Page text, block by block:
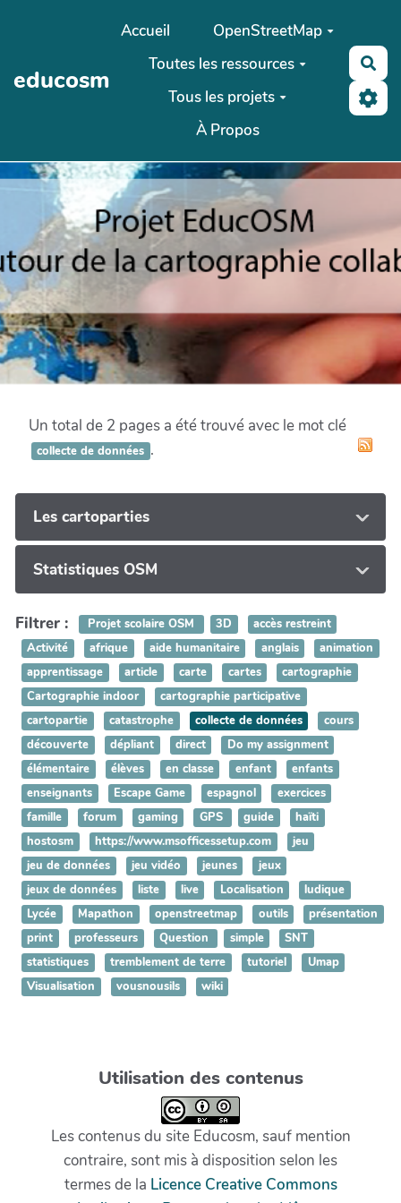
Aller au contenu principal
educosm
Accueil
OpenStreetMap
Toutes les ressources
Tous les projets
À Propos
Un total de 2 pages a été trouvé avec le mot clé
collecte de données .
Les cartoparties
Statistiques OSM
Filtrer : Projet scolaire OSM 3D
accès restreint
Activité
afrique aide humanitaire anglais
animation
apprentissage
article carte cartes
cartographie
Cartographie indoor
cartographie participative
cartopartie
catastrophe collecte de données
cours
découverte
dépliant direct
Do my assignment
élémentaire
élèves en classe enfant
enfants
enseignants
Escape Game espagnol
exercices
famille
forum gaming GPS guide
haïti
hostosm
https://www.msofficessetup.com
jeu
jeu de données
jeu vidéo jeunes
jeux
jeux de données
liste live Localisation
ludique
Lycée
Mapathon openstreetmap outils
présentation
print
professeurs Question simple
SNT
statistiques
tremblement de terre tutoriel
Umap
Visualisation
vousnousils wiki
Utilisation des contenus
Les contenus du site Educosm, sauf mention
contraire, sont mis à disposition selon les
termes de la Licence Creative Commons